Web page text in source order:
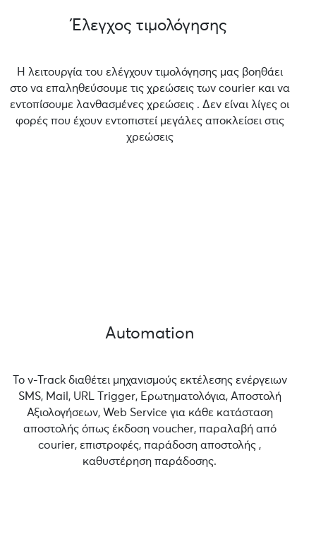
Έλεγχος τιμολόγησης
Η λειτουργία του ελέγχουν τιμολόγησης μας βοηθάει
στο να επαληθεύσουμε τις χρεώσεις των courier και να
εντοπίσουμε λανθασμένες χρεώσεις . Δεν είναι λίγες οι
φορές που έχουν εντοπιστεί μεγάλες αποκλείσει στις
χρεώσεις
Automation
Το v-Track διαθέτει μηχανισμούς εκτέλεσης ενέργειων
SMS, Mail, URL Τrigger, Ερωτηματολόγια, Αποστολή
Αξιολογήσεων, Web Service για κάθε κατάσταση
αποστολής όπως έκδοση voucher, παραλαβή από
courier, επιστροφές, παράδοση αποστολής ,
καθυστέρηση παράδοσης.